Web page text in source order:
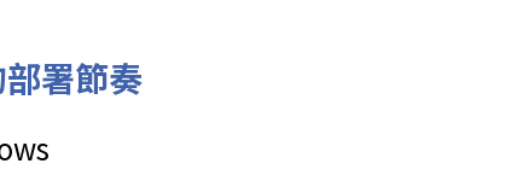
署節奏